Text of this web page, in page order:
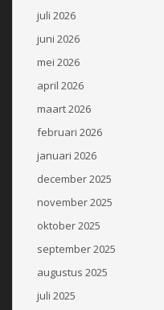
juli 2026
juni 2026
mei 2026
april 2026
maart 2026
februari 2026
januari 2026
december 2025
november 2025
oktober 2025
september 2025
augustus 2025
juli 2025